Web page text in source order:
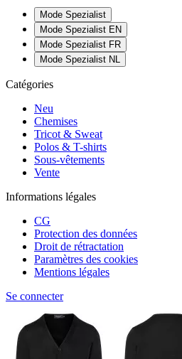
Mode Spezialist
Mode Spezialist EN
Mode Spezialist FR
Mode Spezialist NL
Catégories
Neu
Chemises
Tricot & Sweat
Polos & T-shirts
Sous-vêtements
Vente
Informations légales
CG
Protection des données
Droit de rétractation
Paramètres des cookies
Mentions légales
Se connecter